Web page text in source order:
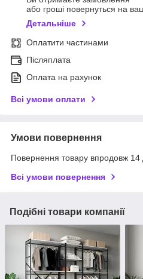
або гроші повернуться на
Детальніше
Оплатити частинами
Післяплата
Оплата на рахунок
Всі умови оплати
Умови повернення
Повернення товару впродовж 14
Всі умови повернення
Подібні товари компанії